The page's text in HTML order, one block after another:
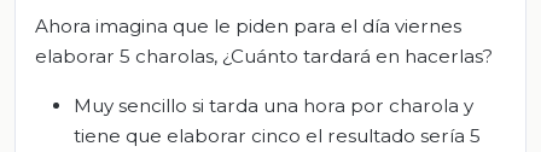
Ahora imagina que le piden para el día viernes
elaborar 5 charolas, ¿Cuánto tardará en hacerlas?
Muy sencillo si tarda una hora por charola y
tiene que elaborar cinco el resultado sería 5